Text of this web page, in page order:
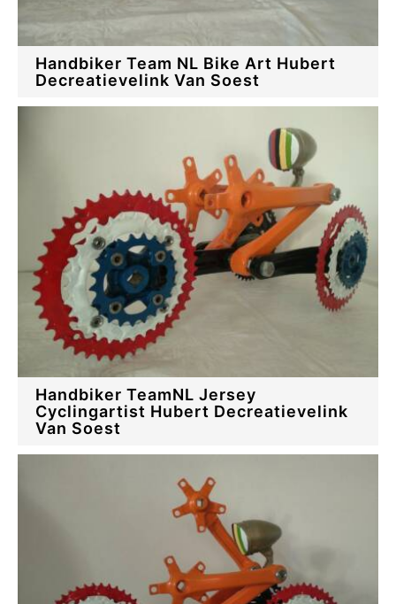
Handbiker Team NL Bike Art Hubert
Decreatievelink Van Soest
Handbiker TeamNL Jersey
Cyclingartist Hubert Decreatievelink
Van Soest